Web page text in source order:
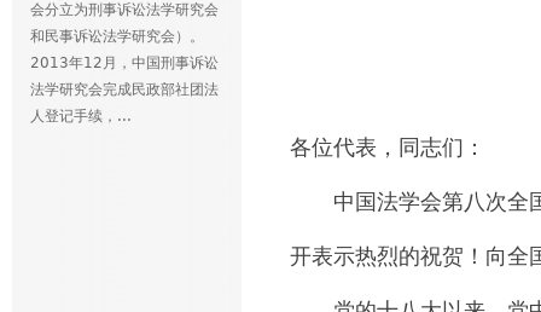
会分立为刑事诉讼法学研究会
和民事诉讼法学研究会）。
2013年12月，中国刑事诉讼
法学研究会完成民政部社团法
人登记手续，...
各位代表，同志们：
中国法学会第八次全国
开表示热烈的祝贺！向全